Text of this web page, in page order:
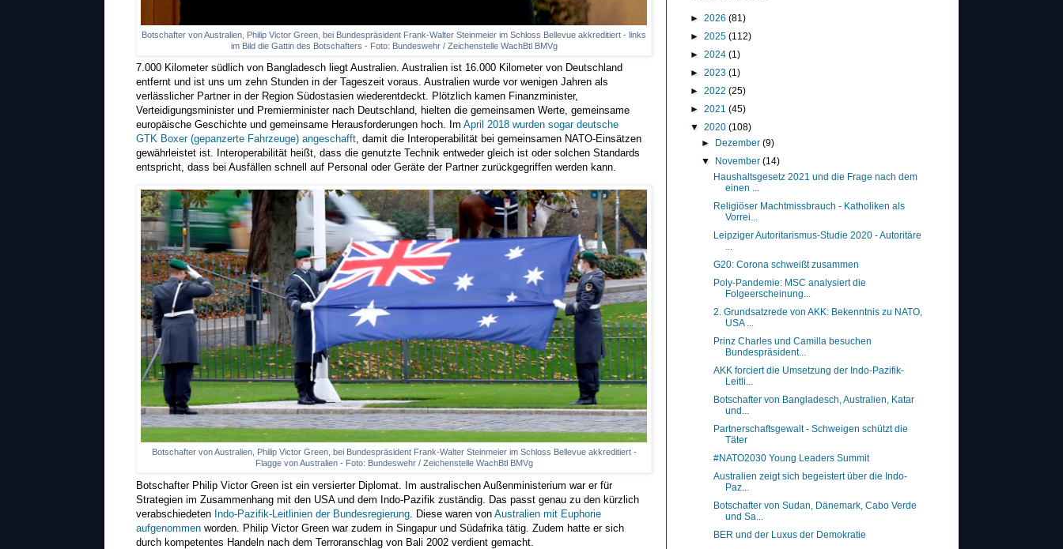
Botschafter von Australien, Philip Victor Green, bei Bundespräsident Frank-Walter Steinmeier im Schloss Bellevue akkreditiert - links
im Bild die Gattin des Botschafters - Foto: Bundeswehr / Zeichenstelle WachBtl BMVg
7.000 Kilometer südlich von Bangladesch liegt Australien. Australien ist 16.000 Kilometer von Deutschland
entfernt und ist uns um zehn Stunden in der Tageszeit voraus. Australien wurde vor wenigen Jahren als
verlässlicher Partner in der Region Südostasien wiederentdeckt. Plötzlich kamen Finanzminister,
Verteidigungsminister und Premierminister nach Deutschland, hielten die gemeinsamen Werte, gemeinsame
europäische Geschichte und gemeinsame Herausforderungen hoch. Im April 2018 wurden sogar deutsche
GTK Boxer (gepanzerte Fahrzeuge) angeschafft, damit die Interoperabilität bei gemeinsamen NATO-Einsätzen
gewährleistet ist. Interoperabilität heißt, dass die genutzte Technik entweder gleich ist oder solchen Standards
entspricht, dass bei Ausfällen schnell auf Personal oder Geräte der Partner zurückgegriffen werden kann.
Botschafter von Australien, Philip Victor Green, bei Bundespräsident Frank-Walter Steinmeier im Schloss Bellevue akkreditiert -
Flagge von Australien - Foto: Bundeswehr / Zeichenstelle WachBtl BMVg
Botschafter Philip Victor Green ist ein versierter Diplomat. Im australischen Außenministerium war er für
Strategien im Zusammenhang mit den USA und dem Indo-Pazifik zuständig. Das passt genau zu den kürzlich
verabschiedeten Indo-Pazifik-Leitlinien der Bundesregierung. Diese waren von Australien mit Euphorie
aufgenommen worden. Philip Victor Green war zudem in Singapur und Südafrika tätig. Zudem hatte er sich
durch kompetentes Handeln nach dem Terroranschlag von Bali 2002 verdient gemacht.
► 2026 (81)
► 2025 (112)
► 2024 (1)
► 2023 (1)
► 2022 (25)
► 2021 (45)
▼ 2020 (108)
► Dezember(9)
▼ November(14)
Haushaltsgesetz 2021 und die Frage nach dem
einen ...
Religiöser Machtmissbrauch - Katholiken als
Vorrei...
Leipziger Autoritarismus-Studie 2020 - Autoritäre
G20: Corona schweißt zusammen
Poly-Pandemie: MSC analysiert die
Folgeerscheinung...
2. Grundsatzrede von AKK: Bekenntnis zu NATO,
USA ...
Prinz Charles und Camilla besuchen
Bundespräsident...
AKK forciert die Umsetzung der Indo-Pazifik-
Leitli...
Botschafter von Bangladesch, Australien, Katar
und...
Partnerschaftsgewalt - Schweigen schützt die
Täter
#NATO2030 Young Leaders Summit
Australien zeigt sich begeistert über die Indo-
Paz...
Botschafter von Sudan, Dänemark, Cabo Verde
und Sa...
BER und der Luxus der Demokratie